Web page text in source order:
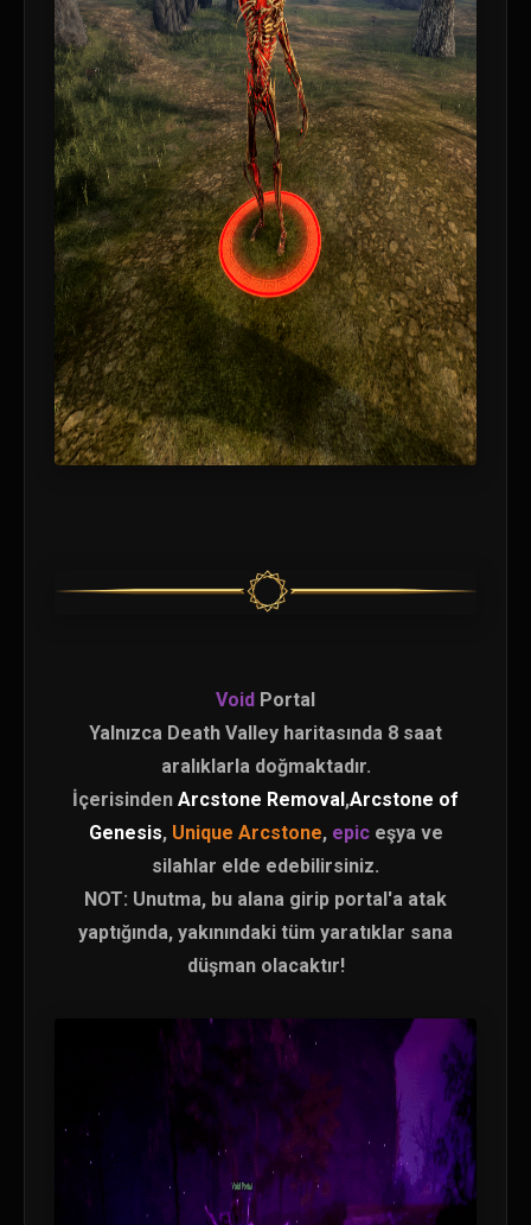
Void Portal
Yalnızca Death Valley haritasında 8 saat
aralıklarla doğmaktadır.
İçerisinden Arcstone Removal,Arcstone of
Genesis, Unique Arcstone, epiceşya ve
silahlar elde edebilirsiniz.
NOT: Unutma, bu alana girip portal'a atak
yaptığında, yakınındaki tüm yaratıklar sana
düşman olacaktır!